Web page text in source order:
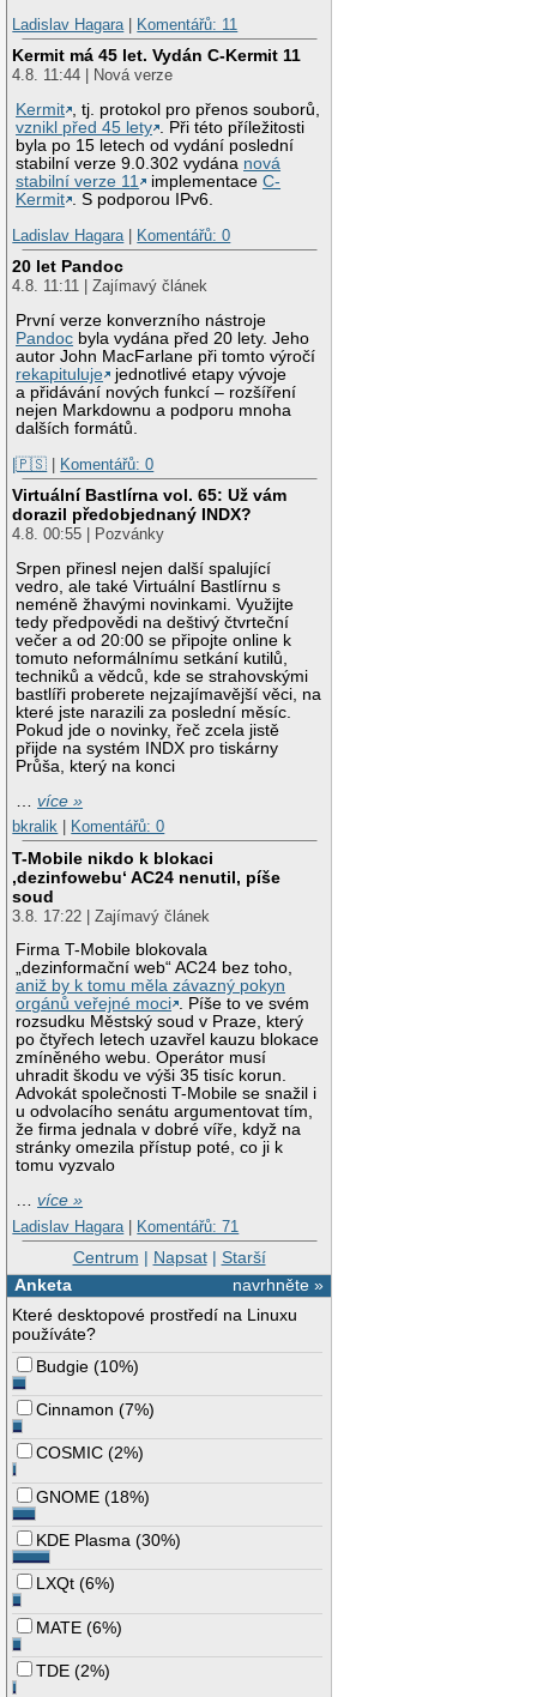
Ladislav Hagara | Komentářů: 11
Kermit má 45 let. Vydán C-Kermit 11
4.8. 11:44 | Nová verze
Kermit , tj. protokol pro přenos souborů,
vznikl před 45 lety . Při této příležitosti
byla po 15 letech od vydání poslední
stabilní verze 9.0.302 vydána nová
stabilní verze 11
implementaceC-
Kermit . S podporou IPv6.
Ladislav Hagara | Komentářů: 0
20 let Pandoc
4.8. 11:11 | Zajímavý článek
První verze konverzního nástroje
Pandoc byla vydána před 20 lety. Jeho
autor John MacFarlane při tomto výročí
rekapituluje
jednotlivé etapy vývoje
a přidávání nových funkcí – rozšíření
nejen Markdownu a podporu mnoha
dalších formátů.
|🇵🇸 | Komentářů: 0
Virtuální Bastlírna vol. 65: Už vám
dorazil předobjednaný INDX?
4.8. 00:55 | Pozvánky
Srpen přinesl nejen další spalující
vedro, ale také Virtuální Bastlírnu s
neméně žhavými novinkami. Využijte
tedy předpovědi na deštivý čtvrteční
večer a od 20:00 se připojte online k
tomuto neformálnímu setkání kutilů,
techniků a vědců, kde se strahovskými
bastlíři proberete nejzajímavější věci, na
které jste narazili za poslední měsíc.
Pokud jde o novinky, řeč zcela jistě
přijde na systém INDX pro tiskárny
Průša, který na konci
…více »
bkralik
Komentářů: 0
T-Mobile nikdo k blokaci
‚dezinfowebu‘ AC24 nenutil, píše
soud
3.8. 17:22 | Zajímavý článek
Firma T-Mobile blokovala
„dezinformační web“ AC24 bez toho,
aniž by k tomu měla závazný pokyn
orgánů veřejné moci . Píše to ve svém
rozsudku Městský soud v Praze, který
po čtyřech letech uzavřel kauzu blokace
zmíněného webu. Operátor musí
uhradit škodu ve výši 35 tisíc korun.
Advokát společnosti T-Mobile se snažil i
u odvolacího senátu argumentovat tím,
že firma jednala v dobré víře, když na
stránky omezila přístup poté, co ji k
tomu vyzvalo
…více »
Ladislav Hagara | Komentářů: 71
Centrum | Napsat| Starší
navrhněte »
Anketa
Které desktopové prostředí na Linuxu
používáte?
Budgie (10%)
Cinnamon (7%)
COSMIC (2%)
GNOME (18%)
KDE Plasma (30%)
LXQt (6%)
MATE (6%)
TDE (2%)